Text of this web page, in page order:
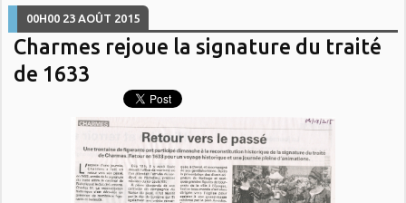
00H00 23 AOÛT 2015
Charmes rejoue la signature du traité
de 1633